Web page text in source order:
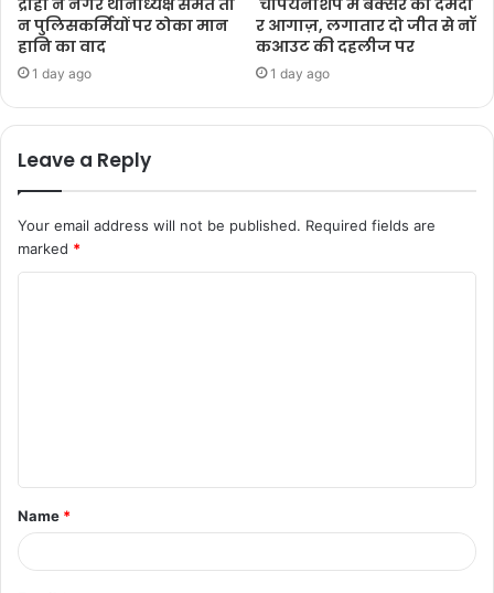
द्रोही ने नगर थानाध्यक्ष समेत ती
न पुलिसकर्मियों पर ठोका मान
हानि का वाद
1 day ago
चैंपियनशिप में बक्सर का दमदा
र आगाज़, लगातार दो जीत से नॉ
कआउट की दहलीज पर
1 day ago
Leave a Reply
Your email address will not be published. Required fields are
marked *
Name *